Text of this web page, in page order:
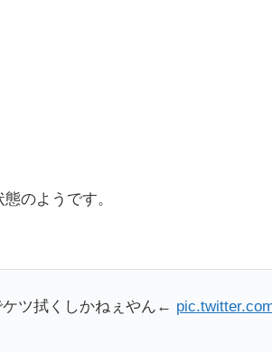
のようです。
ケツ拭くしかねぇやん←